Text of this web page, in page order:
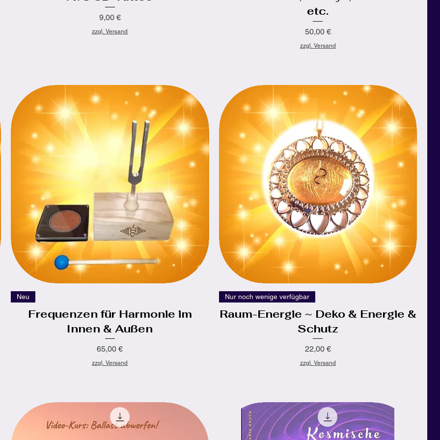
Preis
9,00 €
zzgl. Versand
etc.
Preis
50,00 €
zzgl. Versand
Neu
Frequenzen für Harmonie im
Innen & Außen
Preis
65,00 €
zzgl. Versand
Schnellansicht
Nur noch wenige verfügbar
Raum-Energie ~ Deko & Energie &
Schutz
Preis
22,00 €
zzgl. Versand